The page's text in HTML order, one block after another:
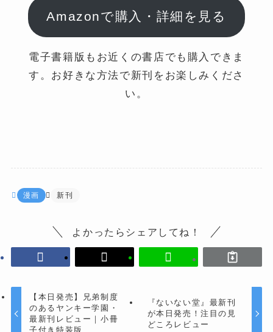
Amazonで購入・詳細を見る
電子書籍版もお近くの書店でも購入できま
す。お好きな方法で新刊をお楽しみくださ
い。
漫画 新刊
よかったらシェアしてね！
【本日発売】兄弟制度
のあるヤンキー学園・
最新刊レビュー｜小冊
子付き特装版
『ないない堂』最新刊
が本日発売！注目の見
どころレビュー